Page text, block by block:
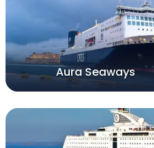
Aura Seaways